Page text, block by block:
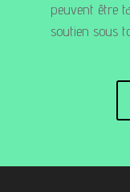
peuvent être
soutien sous